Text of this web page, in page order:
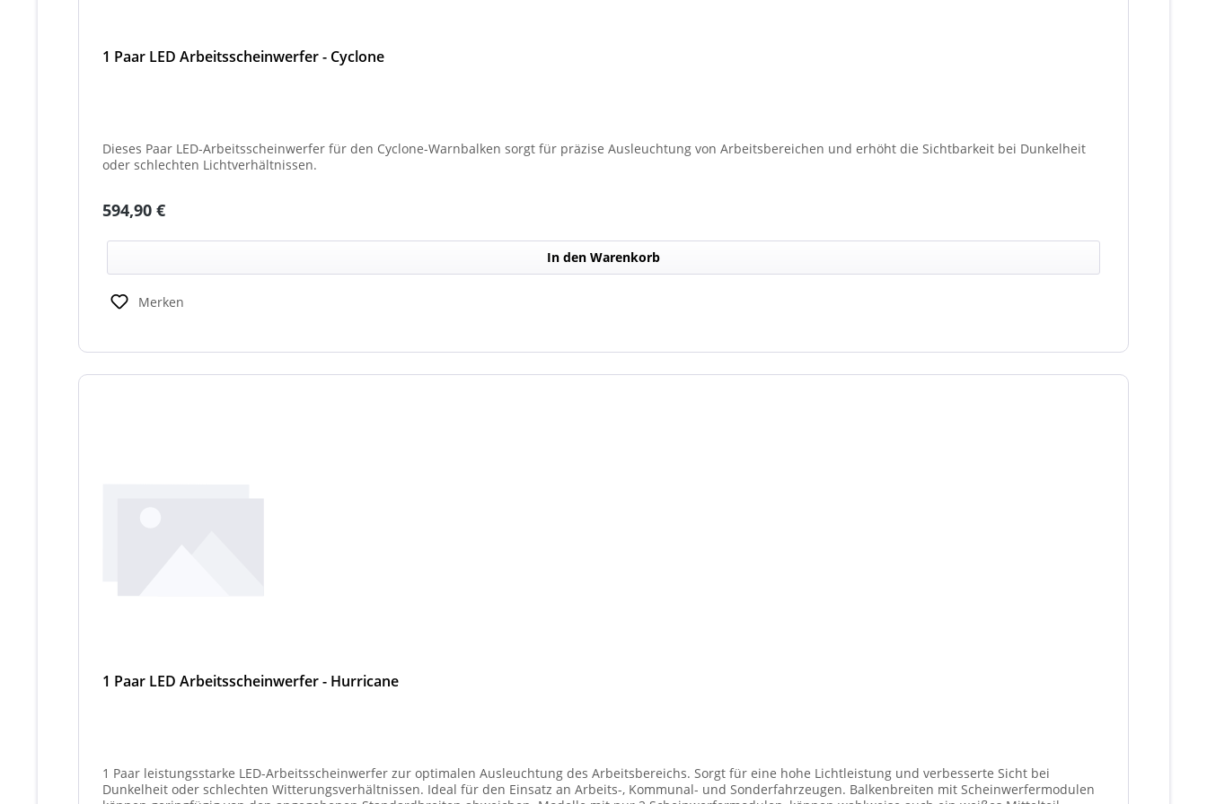
1 Paar LED Arbeitsscheinwerfer - Cyclone
Dieses Paar LED-Arbeitsscheinwerfer für den Cyclone-Warnbalken sorgt für präzise Ausleuchtung von Arbeitsbereichen und erhöht die Sichtbarkeit bei Dunkelheit
oder schlechten Lichtverhältnissen.
Regulärer Preis:
594,90 €
In den Warenkorb
Merken
1 Paar LED Arbeitsscheinwerfer - Hurricane
1 Paar leistungsstarke LED-Arbeitsscheinwerfer zur optimalen Ausleuchtung des Arbeitsbereichs. Sorgt für eine hohe Lichtleistung und verbesserte Sicht bei
Dunkelheit oder schlechten Witterungsverhältnissen. Ideal für den Einsatz an Arbeits-, Kommunal- und Sonderfahrzeugen. Balkenbreiten mit Scheinwerfermodulen